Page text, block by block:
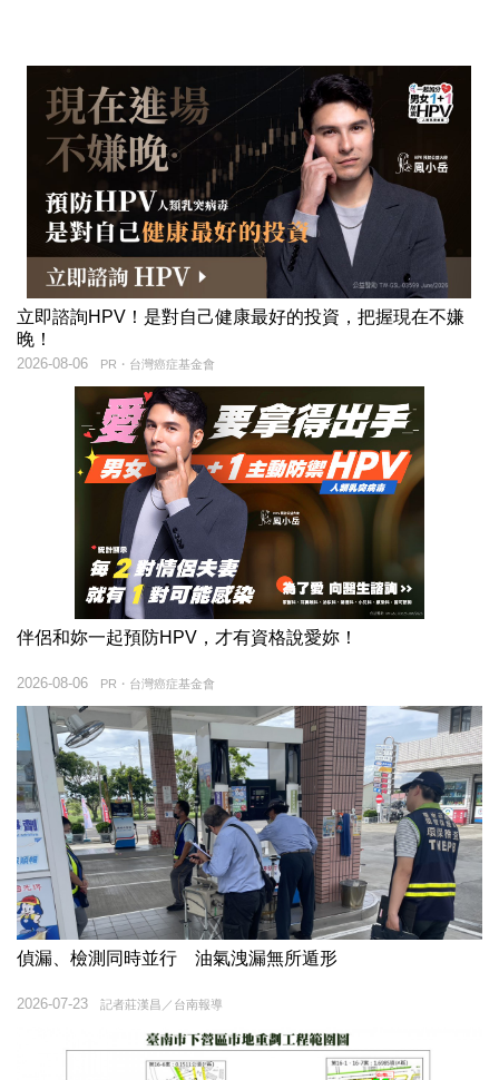
立即諮詢HPV！是對自己健康最好的投資，把握現在不嫌
晚！
PR・台灣癌症基金會
2026-08-06
伴侶和妳一起預防HPV，才有資格說愛妳！
PR・台灣癌症基金會
2026-08-06
偵漏、檢測同時並行 油氣洩漏無所遁形
記者莊漢昌／台南報導
2026-07-23